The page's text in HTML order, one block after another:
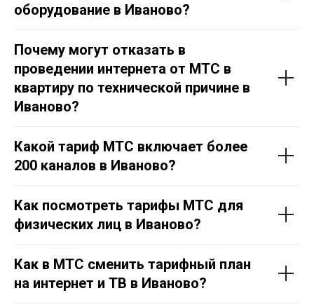
оборудование в Иваново?
Почему могут отказать в
проведении интернета от МТС в
квартиру по технической причине в
Иваново?
Какой тариф МТС включает более
200 каналов в Иваново?
Как посмотреть тарифы МТС для
физических лиц в Иваново?
Как в МТС сменить тарифный план
на интернет и ТВ в Иваново?